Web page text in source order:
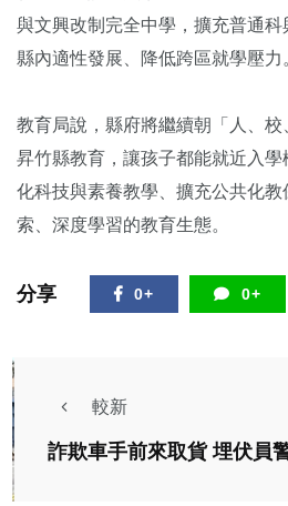
與文興改制完全中學，擴充普通
縣內適性發展、降低跨區就學壓力
教育局說，縣府將繼續朝「人、
昇竹縣教育，讓孩子都能就近入
化科技與素養教學、擴充公共化
索、深度學習的教育生態。
分享 0+ 0+
較新
詐欺車手前來取貨 埋伏員